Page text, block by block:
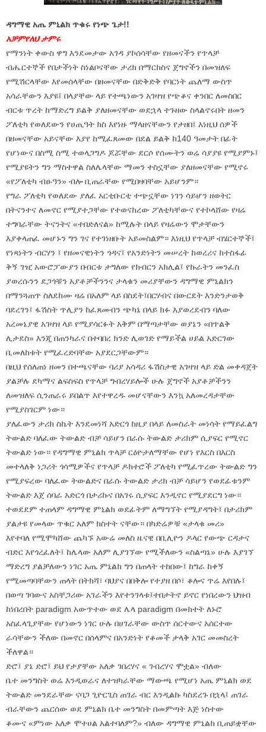
ዳግማዊ አጤ ምኒልክ ጥቁሩ የነጭ ጌታ!!
አቻምየለህ ታምሩ
የማንነት ቀውስ ዋግ እንደመታው አገዳ ያኮሰሳቸው የዘመናችን የጥላቻ
ብሔርተኞች የበታችነት ስነልቦናቸው ታሪክ በማርከስና ጀግኖችን በመዝለፍ
የሚሽርላቸው እየመሰላቸው በዘመናቸው በድቅድቅ የባርነት ጨለማ ውስጥ
አሳራቸውን እያዩ፤ በላያቸው ላይ የተጫነውን አገዛዝ የጭቆና ቀንበር ለመስበር
ብርቱ ጥረት ከማድረግ ይልቅ ያለዘመናቸው ወደኋላ ተጉዘው ስላልኖሩበት ዘመን
ፖለቲካ የወለደውን የሀጢዓት ክስ እየነዙ ማላዘናቸውን የታዘበ፤ እነዚህ ሰዎች
በዘመናቸው አይናቸው እያየ ከሚፈጸመው በደል ይልቅ ከ140 ዓመታት በፊት
የሆነውና በስሚ ስሚ ተወላጋግዶ ጆሯቸው ደርሶ የሰሙትን ወሬ ሳያያዩ የሚያምኑ፤
የሚያዩትን ግን ማስተዋል ስለሌላቸው ማመን ተስኗቸው ያለዘመናቸው የሚኖሩ
«የፖለቲካ ብፁዓን» ብሎ ቢጠራቸው የሚበዛባቸው አይሆንም።
የግራ ፖለቲካ የወለደው ያለፈ አርቲቡርቲ ተጭኗቸው ነገን ሳይሆን ዘወትር
በትናንተና ለመኖር የሚያተጋቸው የተወናከረው ፖለቲካቸውና የተኮላሸው የዛሬ
ተግባራቸው ትናንትና «ተበድለናል» ከሚሉት በላይ የዛሬውን ሞታቸውን
እያቀላጠፈ መሆኑን ግን ገና የተገነዘቡት አይመስልም። እነዚህ የጥላቻ ብሄርተኞች፤
የነጻነትን ብርሃን ፤ የዘመናዊነትን ጎዳና፤ የአንድነትን መሠረት ከወረሪና ከተስፋፊ
ቅኝ ገዢ አውሮፓውያን በብርቱ ታግለው የክብርን አክሊል፤ የኩራትን መንፈስ
ያወረሱንን ደጋጎቹን አያቶቻችንንና ታላቁን መሪያቸውን ዳግማዊ ምኒልክን
በማንጓጠጥ ስለደከሙ ዛሬ በአለም ላይ በስደት፤በርሃብና በውርደት እንድንታወቅ
ባደረገን፤ ፋሽስት ጥሊያን ከፈጸመብን ጭካኔ በላይ ክፉ እያወረደብን ባለው
አረመኔያዊ አገዛዝ ላይ የሚያሳርፉት አቅም በማጣታቸው ወያኔን «በጥልቅ
ሊታደስ» እንጂ በጠንካራና በተባበረ ክንድ ሊወገድ የማይችል ሀይል አድርገው
ቢመለከቱት የሚፈረድባቸው አያደርጋቸውም።
በዚህ የሰለጠነ ዘመን በተጫናቸው ባሪያ አሳዳሪ ፋሽስታዊ አገዛዝ ላይ ድል መቀዳጀት
ያልቻሉ ደካማና ልፍስፍስ የጥላቻ ግብረሃይሎች ሁሉ ጀግኖች አያቶቻችንን
ለመዝለፍ ሲንጠራሩ ይበልጥ እየተዋረዱ መሆናቸውን እንኳ አለመረዳታቸው
የሚያስገርም ነው።
ያለፈውን ታሪክ ስኬት እንደመነሻ አድርጎ ከዚያ በላይ ለመስራት መነሳት የማይፈልግ
ትውልድ ባለፈው ትውልድ ብቻ ሳይሆን በራሱ ትውልድ ታሪክም ሲያፍር የሚኖር
ትውልድ ነው። የዳግማዊ ምኒልክ ጥላቻ ርዕዮታለማቸው የሆነ የእርስ በእርስ
መተላለቅ ነጋሪት ጎሳሚዎችና የጥላቻ ዶክተሮች ፖለቲካ የሚፈጥረው ትውልድ ግን
የሚያፍረው ባለፈው ትውልድና በራሱ ትውልድ ታሪክ ብቻ ሳይሆን የወደፊቱንም
ትውልድ እጀ ሰባራ አድርጎ በታሪኩና በአገሩ ሲያፍር እንዲኖር የሚያደርግ ነው።
ተወደደም ተጠላም ዳግማዊ ምኒልክ ወደፊትም ለማግኘት የሚያዳግት፤ በታሪክም
ያልታዩ የመላው ጥቁር አለም ክስተት ናቸው። በካድሬዎቹ «ታላቁ መሪ»
እየተባለ የሚሞካሸው ጨካኙ አውሬ መለስ ዜናዊ በቢሊዮን ዶላር የውጭ ርዳታና
ብድር እየጎረፈለት፤ ከሌላው አለም ሊያገኘው የሚችለውን «ስልጣኔ» ሁሉ እያገኘ
ማድረግ ያልቻለውን ነገር አጤ ምኒልክ ግን በጠላት ተከበው፤ ከግራ ከቀኝ
የሚመጣባቸውን ጠላት በትክሻ፣ ባህያና በበቅሎ የተያዘ በሶ፣ ቆሎና ጥሬ እየበሉ፤
በወጣ ገባውና አስቸጋሪው አገራችን እየተንገላቱ፤ተበታትኖ ይኖር የነበረውን ህዝብ
ከነበረበት paradigm አውጥተው ወደ ሌላ paradigm በመክተት ለኑሮ
አስፈላጊያቸው የሆነውን ነገር ሁሉ በሀገራቸው ውስጥ ሰርተውና አሰርተው
ራሳቸውን ችለው በመኖር በሰላምና በአንድነት የቆመች ታላቅ አገር መመስረት
ችለዋል።
ድሮ፤ ያኔ ድሮ፤ ይህ የታያቸው አለቃ ገበረሃና « ገብረሃና ሞቷል» ብለው
ቤተ መንግስት ወሬ እንዲወራና ለተዝካራቸው ማውጫ የሚሆነ አጤ ምኒልክ ወደ
ትውልድ መንደራቸው ናባጋ ጊዮርጊስ ጠገራ ብር እንዲልኩ ካስደረጉ በኋላ፤ ጠገራ
ብራቸውን ጨርሰው ወደ ምኒልክ ቤተ መንግስት በመምጣት እጅ ነስተው
ቆሙና «ምነው አለቃ ሞተሀል አልተባለም?» ብለው ዳግማዊ ምኒልክ ቢጠይቋቸው